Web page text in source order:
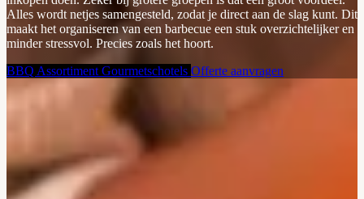
Alles wordt netjes samengesteld, zodat je direct aan de slag kunt. Dit
maakt het organiseren van een barbecue een stuk overzichtelijker en
minder stressvol. Precies zoals het hoort.
BBQ Assortiment Gourmetschotels Offerte aanvragen